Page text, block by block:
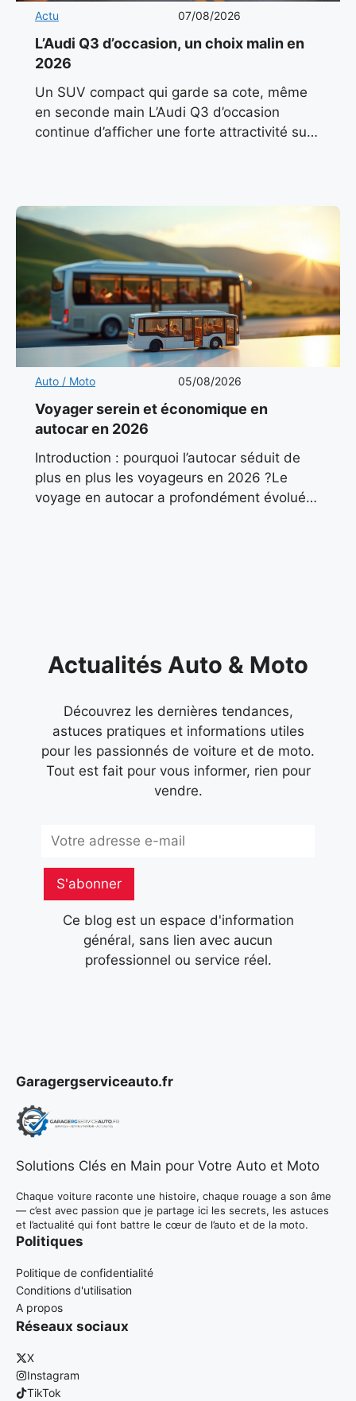
Actu 07/08/2026
L’Audi Q3 d’occasion, un choix malin en
2026
Un SUV compact qui garde sa cote, même
en seconde main L’Audi Q3 d’occasion
continue d’afficher une forte attractivité sur
Auto / Moto 05/08/2026
Voyager serein et économique en
autocar en 2026
Introduction : pourquoi l’autocar séduit de
plus en plus les voyageurs en 2026 ?Le
voyage en autocar a profondément évolué
Actualités Auto & Moto
Découvrez les dernières tendances,
astuces pratiques et informations utiles
pour les passionnés de voiture et de moto.
Tout est fait pour vous informer, rien pour
vendre.
S'abonner
Ce blog est un espace d'information
général, sans lien avec aucun
professionnel ou service réel.
Garagergserviceauto.fr
Solutions Clés en Main pour Votre Auto et Moto
Chaque voiture raconte une histoire, chaque rouage a son âme
— c’est avec passion que je partage ici les secrets, les astuces
et l’actualité qui font battre le cœur de l’auto et de la moto.
Politiques
Politique de confidentialité
Conditions d'utilisation
A propos
Réseaux sociaux
X
Instagram
TikTok